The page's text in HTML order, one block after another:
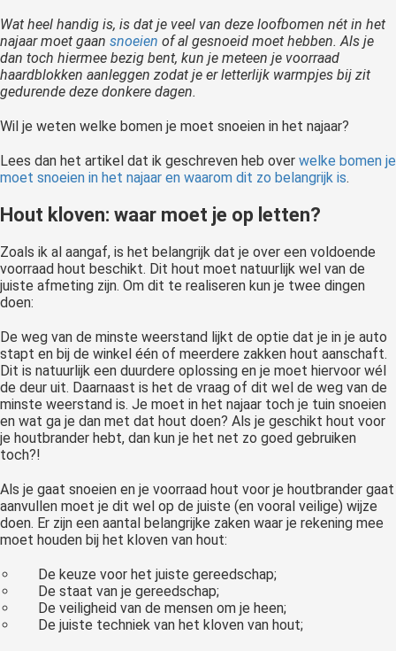
Wat heel handig is, is dat je veel van deze loofbomen nét in het
najaar moet gaan snoeien of al gesnoeid moet hebben. Als je
dan toch hiermee bezig bent, kun je meteen je voorraad
haardblokken aanleggen zodat je er letterlijk warmpjes bij zit
gedurende deze donkere dagen.
Wil je weten welke bomen je moet snoeien in het najaar?
Lees dan het artikel dat ik geschreven heb over welke bomen je
moet snoeien in het najaar en waarom dit zo belangrijk is.
Hout kloven: waar moet je op letten?
Zoals ik al aangaf, is het belangrijk dat je over een voldoende
voorraad hout beschikt. Dit hout moet natuurlijk wel van de
juiste afmeting zijn. Om dit te realiseren kun je twee dingen
doen:
De weg van de minste weerstand lijkt de optie dat je in je auto
stapt en bij de winkel één of meerdere zakken hout aanschaft.
Dit is natuurlijk een duurdere oplossing en je moet hiervoor wél
de deur uit. Daarnaast is het de vraag of dit wel de weg van de
minste weerstand is. Je moet in het najaar toch je tuin snoeien
en wat ga je dan met dat hout doen? Als je geschikt hout voor
je houtbrander hebt, dan kun je het net zo goed gebruiken
toch?!
Als je gaat snoeien en je voorraad hout voor je houtbrander gaat
aanvullen moet je dit wel op de juiste (en vooral veilige) wijze
doen. Er zijn een aantal belangrijke zaken waar je rekening mee
moet houden bij het kloven van hout:
De keuze voor het juiste gereedschap;
De staat van je gereedschap;
De veiligheid van de mensen om je heen;
De juiste techniek van het kloven van hout;